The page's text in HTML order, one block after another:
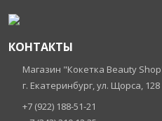
КОНТАКТЫ
Магазин "Кокетка Beauty
г. Екатеринбург, ул. Щорса, 128
+7 (922) 188-51-21